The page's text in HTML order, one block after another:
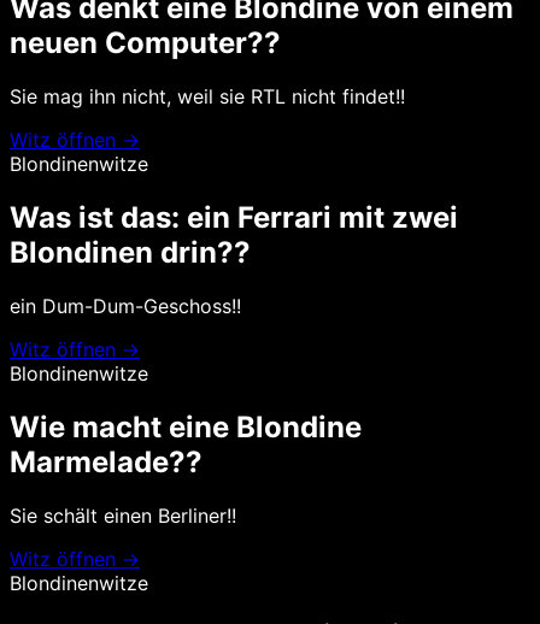
Was denkt eine Blondine von einem
neuen Computer??
Sie mag ihn nicht, weil sie RTL nicht findet!!
Witz öffnen →
Blondinenwitze
Was ist das: ein Ferrari mit zwei
Blondinen drin??
ein Dum-Dum-Geschoss!!
Witz öffnen →
Blondinenwitze
Wie macht eine Blondine
Marmelade??
Sie schält einen Berliner!!
Witz öffnen →
Blondinenwitze